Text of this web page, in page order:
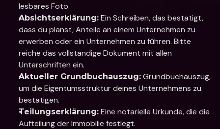
lesbares Foto.
Absichtserklärung: Ein Schreiben, das bestätigt,
dass du planst, Anteile an einem Unternehmen zu
erwerben oder ein Unternehmen zu führen. Bitte
reiche das vollständige Dokument mit allen
Unterschriften ein.
Aktueller Grundbuchauszug: Grundbuchauszug,
um die Eigentumsstruktur deines Unternehmens zu
bestätigen.
Teilungserklärung: Eine notarielle Urkunde, die die
Aufteilung der Immobilie festlegt.